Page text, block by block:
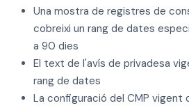
Una mostra de registres de
cobreixi un rang de dates
a 90 dies
El text de l'avís de privadesa
rang de dates
La configuració del CMP vigent